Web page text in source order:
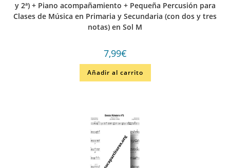
y 2ª) + Piano acompañamiento + Pequeña Percusión para
Clases de Música en Primaria y Secundaria (con dos y tres
notas) en Sol M
7,99€
Añadir al carrito